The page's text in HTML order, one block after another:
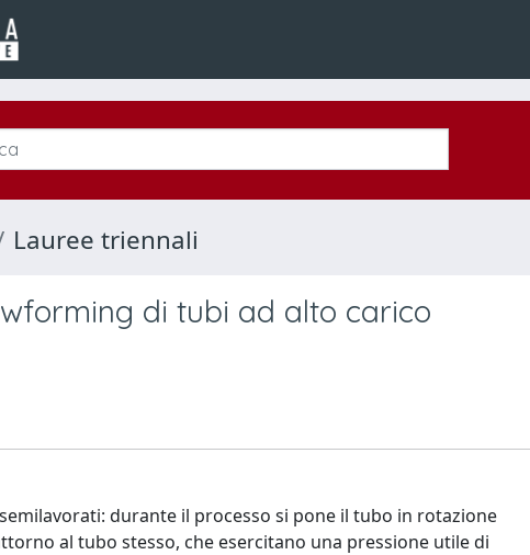
Lauree triennali
di tubi ad alto carico
durante il processo si pone il tubo in rotazione
al tubo stesso, che esercitano una pressione utile di